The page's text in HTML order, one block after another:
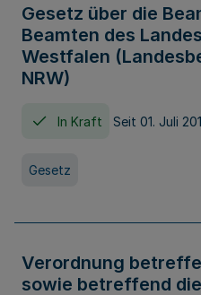
Gesetz über die
Beamten des
Westfalen
NRW)
In Kraft Seit 01. Juli
Gesetz
Verordnung
sowie betreffend